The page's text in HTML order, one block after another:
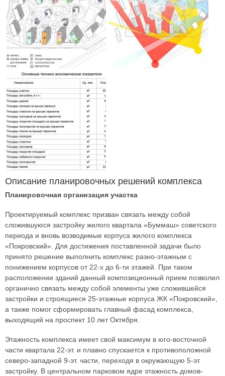
Описание планировочных решений комплекса
Планировочная организация участка
Проектируемый комплекс призван связать между собой
сложившуюся застройку жилого квартала «Буммаш» советского
периода и вновь возводимые корпуса жилого комплекса
«Покровский». Для достижения поставленной задачи было
принято решение выполнить комплекс разно-этажным с
понижением корпусов от 22-х до 6-ти этажей. При таком
расположении зданий данный композиционный прием позволил
органично связать между собой элементы уже сложившейся
застройки и строящиеся 25-этажные корпуса ЖК «Покровский»,
а также помог сформировать главный фасад комплекса,
выходящий на проспект 10 лет Октября.
Этажность комплекса имеет свой максимум в юго-восточной
части квартала 22-эт. и плавно спускается к противоположной
северо-западной 9-эт. части, переходя в окружающую 5-эт.
застройку. В центральном парковом ядре этажность домов-